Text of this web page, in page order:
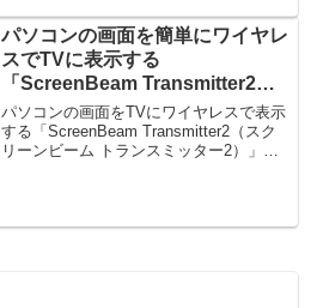
パソコンの画面を簡単にワイヤレ
スでTVに表示する
「ScreenBeam Transmitter2」
発売！Wi-Fiアクセスポイントの
ない場所でも利用可能！
パソコンの画面をTVにワイヤレスで表示
する「ScreenBeam Transmitter2（スク
リーンビーム トランスミッター2）」